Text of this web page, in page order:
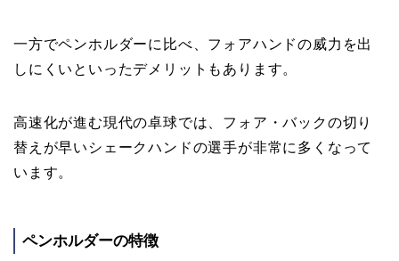
一方でペンホルダーに比べ、フォアハンドの威力を出
しにくいといったデメリットもあります。
高速化が進む現代の卓球では、フォア・バックの切り
替えが早いシェークハンドの選手が非常に多くなって
います。
ペンホルダーの特徴